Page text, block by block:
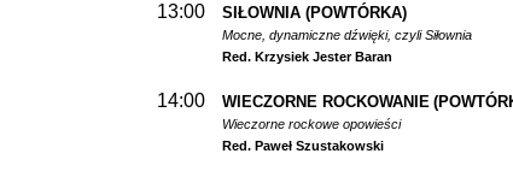
13:00 SIŁOWNIA (POWTÓRKA)
Mocne, dynamiczne dźwięki, czyli Siłownia
Red. Krzysiek Jester Baran
14:00 WIECZORNE ROCKOWANIE
Wieczorne rockowe opowieści
Red. Paweł Szustakowski